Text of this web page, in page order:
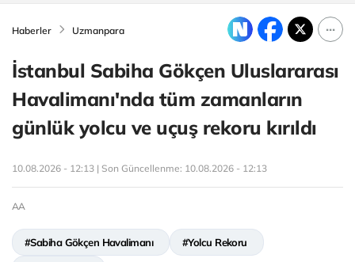
Haberler Uzmanpara
İstanbul Sabiha Gökçen Uluslararası
Havalimanı'nda tüm zamanların
günlük yolcu ve uçuş rekoru kırıldı
10.08.2026 - 12:13 | Son Güncellenme: 10.08.2026 - 12:13
AA
#Sabiha Gökçen Havalimanı #Yolcu Rekoru